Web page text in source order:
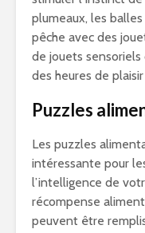
plumeaux, les
pêche avec des
de jouets
des heures de
Puzzles
Les puzzles
intéressante pour
l’intelligence de
récompense
peuvent être